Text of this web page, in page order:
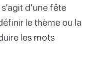
d’une fête
le thème ou la
les mots